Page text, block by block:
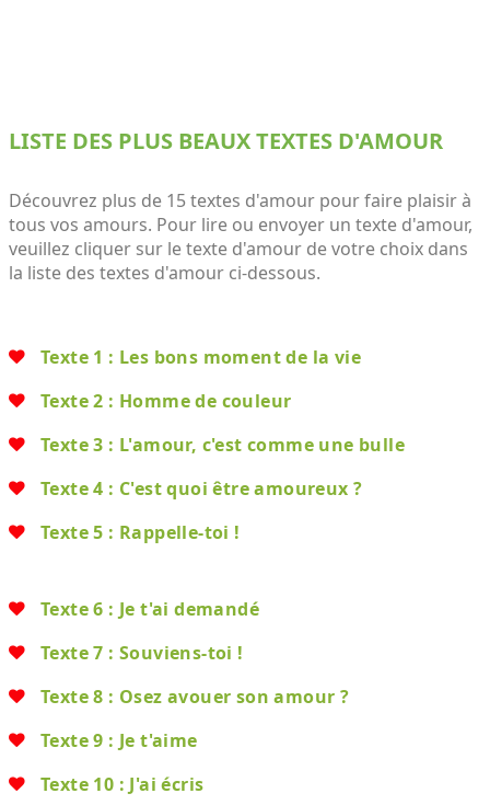
LISTE DES PLUS BEAUX TEXTES D'AMOUR
Découvrez plus de 15 textes d'amour pour faire plaisir à
tous vos amours. Pour lire ou envoyer un texte d'amour,
veuillez cliquer sur le texte d'amour de votre choix dans
la liste des textes d'amour ci-dessous.
Texte 1 : Les bons moment de la vie
Texte 2 : Homme de couleur
Texte 3 : L'amour, c'est comme une bulle
Texte 4 : C'est quoi être amoureux ?
Texte 5 : Rappelle-toi !
Texte 6 : Je t'ai demandé
Texte 7 : Souviens-toi !
Texte 8 : Osez avouer son amour ?
Texte 9 : Je t'aime
Texte 10 : J'ai écris